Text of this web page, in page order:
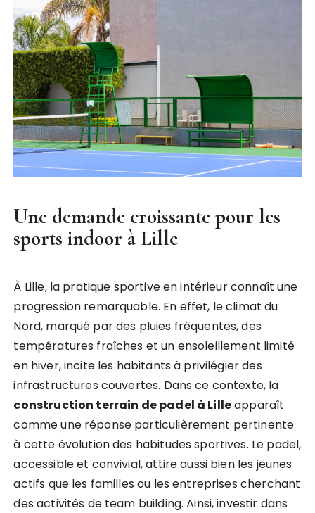
Une demande croissante pour les
sports indoor à Lille
À Lille, la pratique sportive en intérieur connaît une
progression remarquable. En effet, le climat du
Nord, marqué par des pluies fréquentes, des
températures fraîches et un ensoleillement limité
en hiver, incite les habitants à privilégier des
infrastructures couvertes. Dans ce contexte, la
construction terrain de padel à Lilleapparaît
comme une réponse particulièrement pertinente
à cette évolution des habitudes sportives. Le padel,
accessible et convivial, attire aussi bien les jeunes
actifs que les familles ou les entreprises cherchant
des activités de team building. Ainsi, investir dans